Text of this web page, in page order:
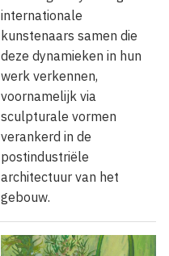
internationale
kunstenaars samen die
deze dynamieken in hun
werk verkennen,
voornamelijk via
sculpturale vormen
verankerd in de
postindustriële
architectuur van het
gebouw.